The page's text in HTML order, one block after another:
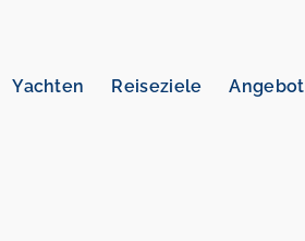
Yachten Reiseziele